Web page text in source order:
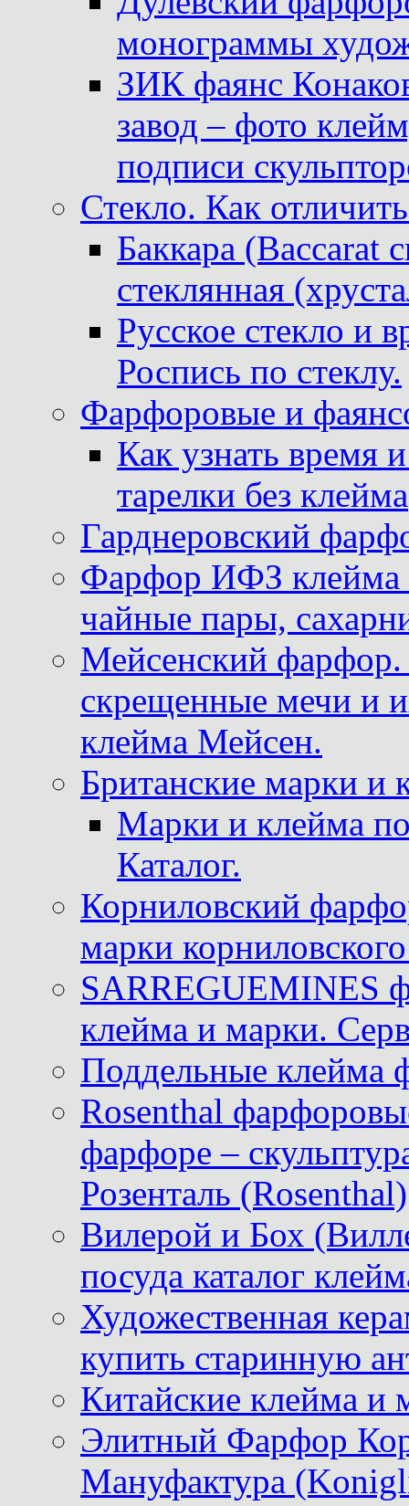
монограммы
ЗИК фаянс
завод – фото
подписи
Стекло. Как
Баккара (Baccarat
стеклянная
Русское стекло и
Роспись по стеклу.
Фарфоровые и
Как узнать время
тарелки без клейма
Гарднеровский
Фарфор ИФЗ клейма
чайные пары,
Мейсенский фарфор.
скрещенные мечи и
клейма Мейсен.
Британские марки и
Марки и клейма
Каталог.
Корниловский
марки
SARREGUEMINES
клейма и марки.
Поддельные клейма
Rosenthal
фарфоре –
Розенталь (Rosenthal)
Вилерой и Бох
посуда каталог
Художественная
купить старинную
Китайские клейма и
Элитный Фарфор
Мануфактура